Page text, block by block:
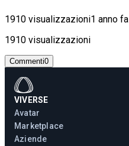
1910 visualizzazioni1 anno fa
1910 visualizzazioni
Commenti0
VIVERSE
Avatar
Marketplace
Aziende